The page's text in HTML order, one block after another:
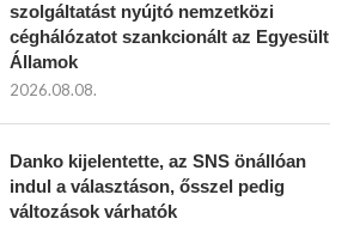
szolgáltatást nyújtó nemzetközi
céghálózatot szankcionált az Egyesült
Államok
2026.08.08.
Danko kijelentette, az SNS önállóan
indul a választáson, ősszel pedig
változások várhatók